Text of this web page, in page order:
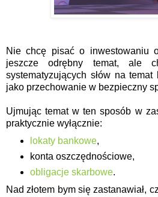
Nie chcę pisać o inwestowaniu
jeszcze odrębny temat, ale
systematyzujących słów na
jako przechowanie w bezpieczny
Ujmując temat w ten sposób w
praktycznie wyłącznie:
lokaty bankowe,
konta oszczędnościowe,
obligacje skarbowe.
Nad złotem bym się zastanawiał,